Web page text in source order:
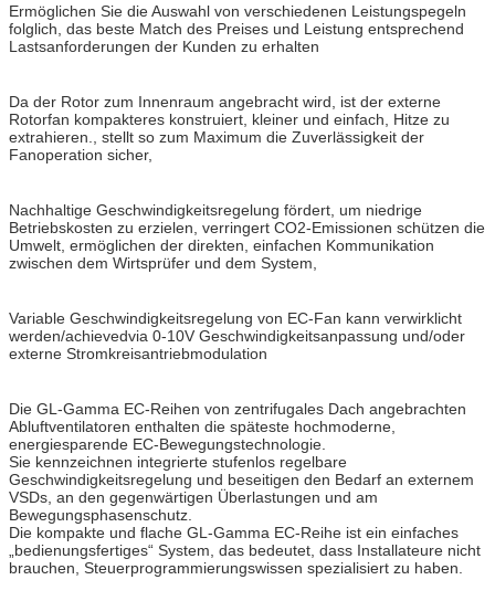
Ermöglichen Sie die Auswahl von verschiedenen Leistungspegeln
folglich, das beste Match des Preises und Leistung entsprechend
Lastsanforderungen der Kunden zu erhalten
Da der Rotor zum Innenraum angebracht wird, ist der externe
Rotorfan kompakteres konstruiert, kleiner und einfach, Hitze zu
extrahieren., stellt so zum Maximum die Zuverlässigkeit der
Fanoperation sicher,
Nachhaltige Geschwindigkeitsregelung fördert, um niedrige
Betriebskosten zu erzielen, verringert CO2-Emissionen schützen die
Umwelt, ermöglichen der direkten, einfachen Kommunikation
zwischen dem Wirtsprüfer und dem System,
Variable Geschwindigkeitsregelung von EC-Fan kann verwirklicht
werden/achievedvia 0-10V Geschwindigkeitsanpassung und/oder
externe Stromkreisantriebmodulation
Die GL-Gamma EC-Reihen von zentrifugales Dach angebrachten
Abluftventilatoren enthalten die späteste hochmoderne,
energiesparende EC-Bewegungstechnologie.
Sie kennzeichnen integrierte stufenlos regelbare
Geschwindigkeitsregelung und beseitigen den Bedarf an externem
VSDs, an den gegenwärtigen Überlastungen und am
Bewegungsphasenschutz.
Die kompakte und flache GL-Gamma EC-Reihe ist ein einfaches
„bedienungsfertiges“ System, das bedeutet, dass Installateure nicht
brauchen, Steuerprogrammierungswissen spezialisiert zu haben.